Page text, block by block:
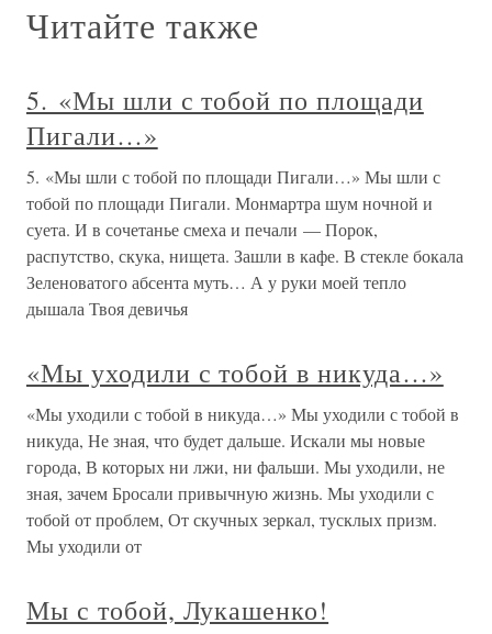
Читайте также
5. «Мы шли с тобой по площади
Пигали…»
5. «Мы шли с тобой по площади Пигали…» Мы шли с
тобой по площади Пигали. Монмартра шум ночной и
суета. И в сочетанье смеха и печали — Порок,
распутство, скука, нищета. Зашли в кафе. В стекле бокала
Зеленоватого абсента муть… А у руки моей тепло
дышала Твоя девичья
«Мы уходили с тобой в никуда…»
«Мы уходили с тобой в никуда…» Мы уходили с тобой в
никуда, Не зная, что будет дальше. Искали мы новые
города, В которых ни лжи, ни фальши. Мы уходили, не
зная, зачем Бросали привычную жизнь. Мы уходили с
тобой от проблем, От скучных зеркал, тусклых призм.
Мы уходили от
Мы с тобой, Лукашенко!